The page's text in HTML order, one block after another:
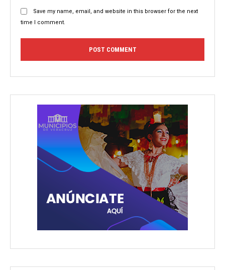
Save my name, email, and website in this browser for the next
time I comment.